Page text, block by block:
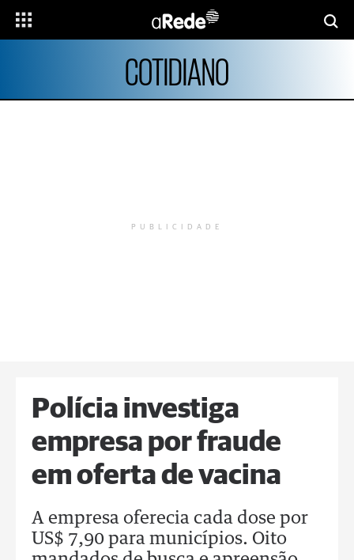
COTIDIANO
PUBLICIDADE
Polícia investiga
empresa por fraude
em oferta de vacina
A empresa oferecia cada dose por
US$ 7,90 para municípios. Oito